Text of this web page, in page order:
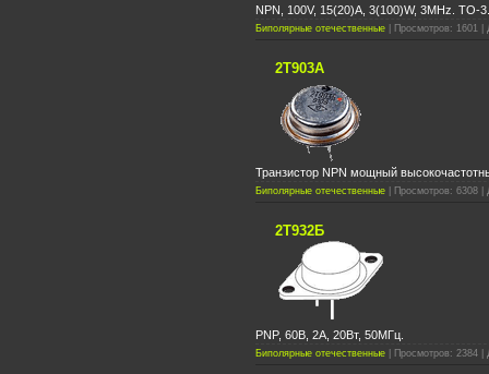
NPN, 100V, 15(20)A, 3(100)W, 3MHz. TO-3.
Биполярные отечественные | Просмотров: 1601 |
2Т903А
Транзистор NPN мощный
Биполярные отечественные | Просмотров: 6308 |
2Т932Б
PNP, 60В, 2A, 20Вт, 50МГц.
Биполярные отечественные | Просмотров: 2384 |